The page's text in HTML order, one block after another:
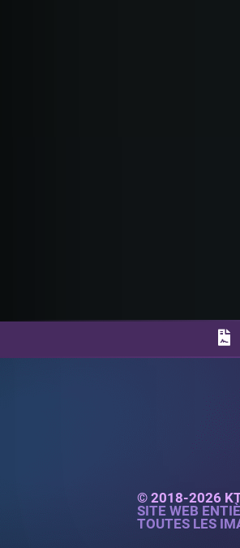
© 2018-2026
SITE WEB
TOUTES LES